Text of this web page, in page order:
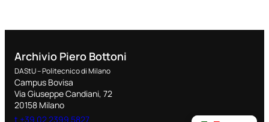
Archivio Piero Bottoni
DAStU – Politecnico di Milano
Campus Bovisa
Via Giuseppe Candiani, 72
20158 Milano
t +39 02 2399 5827